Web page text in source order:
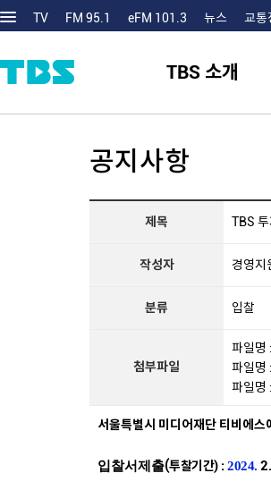
TV FM 95.1 eFM 101.3 뉴스 교통
TBS 소개
공지사항
제목 TBS
작성자 경영지
분류 입찰
첨부파일
파일명 :
파일명 :
파일명 :
서울특별시 미디어재단 티비에
입찰서제출(투찰기간) : 2024. 2